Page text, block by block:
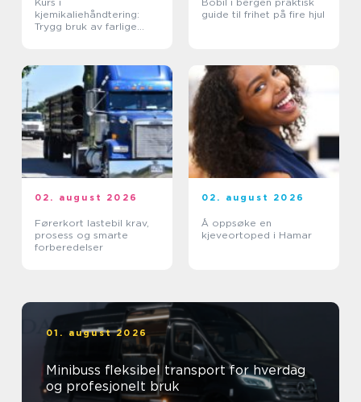
kjemikaliehåndtering:
Trygg bruk av farlige
guide til frihet på fire hjul
02. august 2026
Førerkort lastebil krav,
prosess og smarte
forberedelser
02. august 2026
Å oppsøke en
kjeveortoped i Hamar
01. august 2026
Minibuss fleksibel transport for hverdag
og profesjonelt bruk